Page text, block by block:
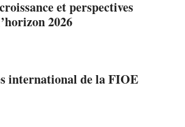
et perspectives
2026
international de la FIOE